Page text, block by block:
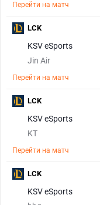
Перейти на матч
KSV eSports
Jin Air
Перейти на матч
LCK
KSV eSports
KT
Перейти на матч
LCK
KSV eSports
LCK